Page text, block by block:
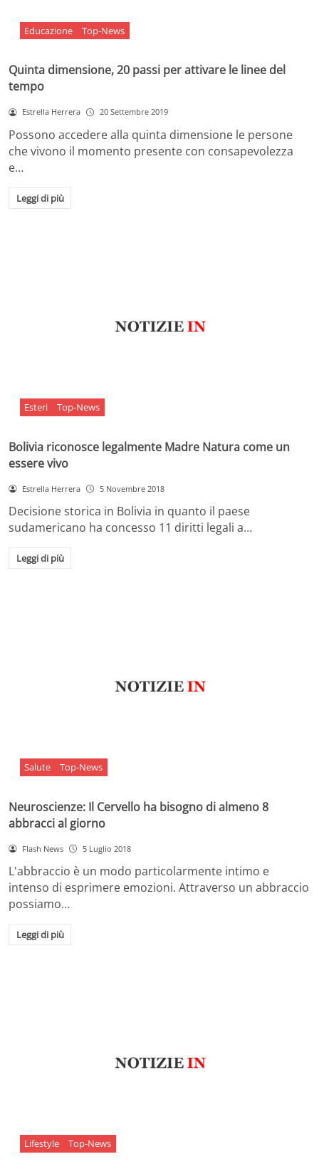
Educazione Top-News
Quinta dimensione, 20 passi per attivare le linee del
tempo
Estrella Herrera 20 Settembre 2019
Possono accedere alla quinta dimensione le persone
che vivono il momento presente con consapevolezza
e…
Leggi di più
Esteri Top-News
Bolivia riconosce legalmente Madre Natura come un
essere vivo
Estrella Herrera 5 Novembre 2018
Decisione storica in Bolivia in quanto il paese
sudamericano ha concesso 11 diritti legali a…
Leggi di più
Salute Top-News
Neuroscienze: Il Cervello ha bisogno di almeno 8
abbracci al giorno
Flash News 5 Luglio 2018
L'abbraccio è un modo particolarmente intimo e
intenso di esprimere emozioni. Attraverso un abbraccio
possiamo…
Leggi di più
Lifestyle Top-News